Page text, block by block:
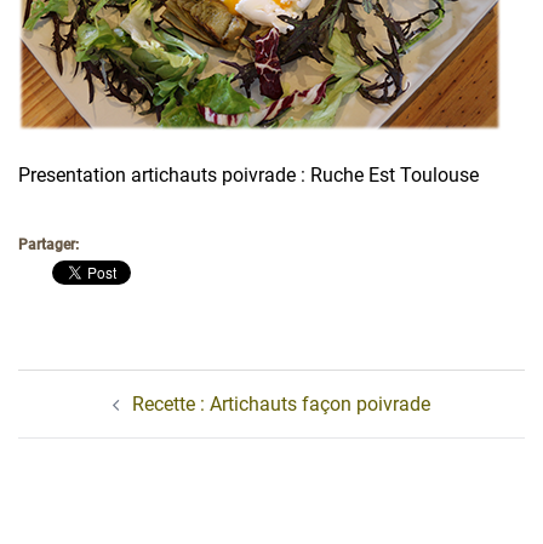
Presentation artichauts poivrade : Ruche Est Toulouse
Partager:
d’article
Recette : Artichauts façon poivrade